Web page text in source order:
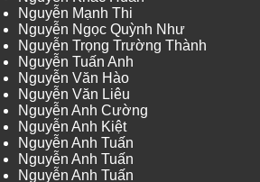
Nguyễn Mạnh Thi
Nguyễn Ngọc Quỳnh Như
Nguyễn Trọng Trường Thành
Nguyễn Tuấn Anh
Nguyễn Văn Hào
Nguyễn Văn Liêu
Nguyễn Anh Cường
Nguyễn Anh Kiệt
Nguyễn Anh Tuấn
Nguyễn Anh Tuấn
Nguyễn Anh Tuấn